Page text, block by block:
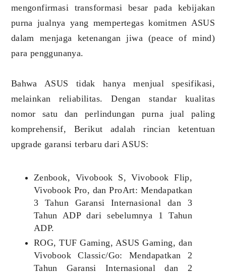
mengonfirmasi transformasi besar pada kebijakan
purna jualnya yang mempertegas komitmen ASUS
dalam menjaga ketenangan jiwa (peace of mind)
para penggunanya.
Bahwa ASUS tidak hanya menjual spesifikasi,
melainkan reliabilitas. Dengan standar kualitas
nomor satu dan perlindungan purna jual paling
komprehensif, Berikut adalah rincian ketentuan
upgrade garansi terbaru dari ASUS:
Zenbook, Vivobook S, Vivobook Flip,
Vivobook Pro, dan ProArt: Mendapatkan
3 Tahun Garansi Internasional dan 3
Tahun ADP dari sebelumnya 1 Tahun
ADP.
ROG, TUF Gaming, ASUS Gaming, dan
Vivobook Classic/Go: Mendapatkan 2
Tahun Garansi Internasional dan 2